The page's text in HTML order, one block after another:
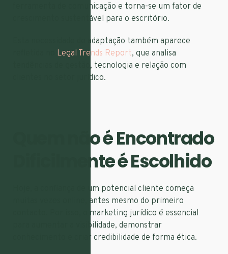
ferramenta de comunicação e torna-se um fator de
crescimento sustentável para o escritório.
Esta necessidade de adaptação também aparece
Legal Trends Report, que analisa
tendências de gestão, tecnologia e relação com
clientes no setor jurídico.
Quem não é Encontrado
Dificilmente é Escolhido
Hoje, a confiança de um potencial cliente começa
muitas vezes online, antes mesmo do primeiro
contacto. Por isso, o marketing jurídico é essencial
para aumentar a visibilidade, demonstrar
conhecimento e criar credibilidade de forma ética.